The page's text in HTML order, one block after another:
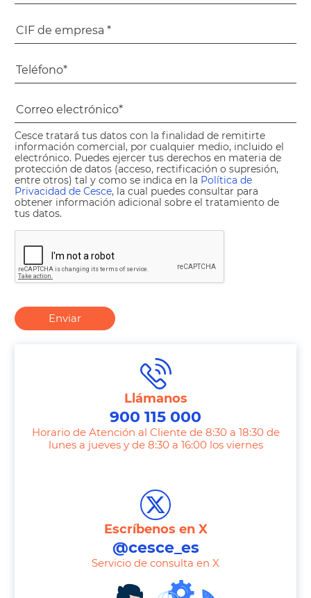
Llámanos
900 115 000
Horario de Atención al Cliente de 8:30 a 18:30 de
lunes a jueves y de 8:30 a 16:00 los viernes
Escríbenos en X
@cesce_es
Servicio de consulta en X
Cesce tratará tus datos con la finalidad de remitirte
información comercial, por cualquier medio, incluido el
electrónico. Puedes ejercer tus derechos en materia de
protección de datos (acceso, rectificación o supresión,
entre otros) tal y como se indica en la Política de
Privacidad de Cesce, la cual puedes consultar para
obtener información adicional sobre el tratamiento de
tus datos.
Enviar